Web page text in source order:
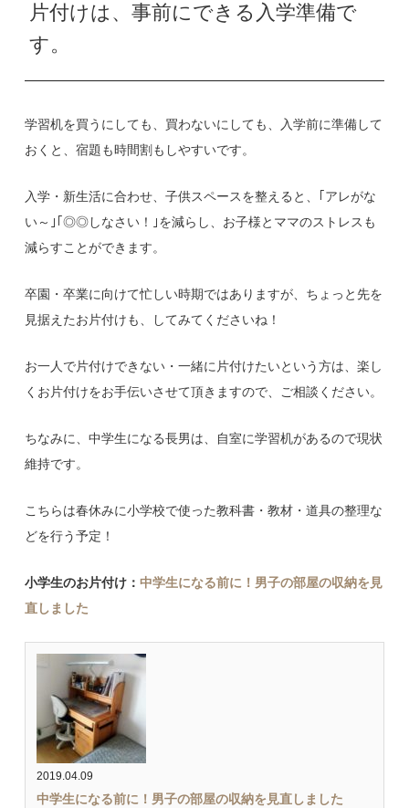
片付けは、事前にできる入学準備で
す。
学習机を買うにしても、買わないにしても、入学前に準備して
おくと、宿題も時間割もしやすいです。
入学・新生活に合わせ、子供スペースを整えると、｢アレがな
い～｣｢◎◎しなさい！｣を減らし、お子様とママのストレスも
減らすことができます。
卒園・卒業に向けて忙しい時期ではありますが、ちょっと先を
見据えたお片付けも、してみてくださいね！
お一人で片付けできない・一緒に片付けたいという方は、楽し
くお片付けをお手伝いさせて頂きますので、ご相談ください。
ちなみに、中学生になる長男は、自室に学習机があるので現状
維持です。
こちらは春休みに小学校で使った教科書・教材・道具の整理な
どを行う予定！
小学生のお片付け：中学生になる前に！男子の部屋の収納を見
直しました
2019.04.09
中学生になる前に！男子の部屋の収納を見直しました